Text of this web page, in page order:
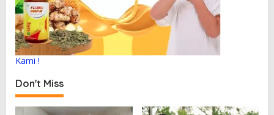
Kami !
Don't Miss